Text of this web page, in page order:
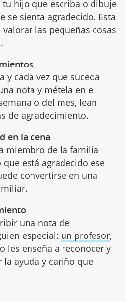
tu hijo que escriba o dibuje
se sienta agradecido. Esta
las pequeñas cosas
y cada vez que suceda
nota y métela en el
o del mes, lean
de agradecimiento.
en la cena
miembro de la familia
está agradecido ese
convertirse en una
una nota de
especial: un profesor,
les enseña a reconocer y
ayuda y cariño que